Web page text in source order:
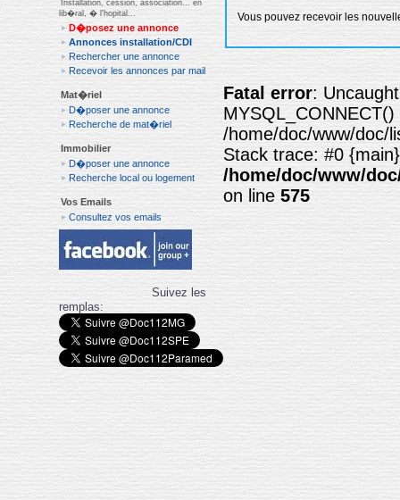
Installation, cession, association... en
lib�ral, � l'hopital...
D�posez une annonce
Annonces installation/CDI
Rechercher une annonce
Recevoir les annonces par mail
Mat�riel
D�poser une annonce
Recherche de mat�riel
Immobilier
D�poser une annonce
Recherche local ou logement
Vos Emails
Consultez vos emails
Suivez les
remplas:
Vous pouvez recevoir les
Fatal error:
MYSQL_CONNECT()
/home/doc/www/doc/
Stack trace: #0
/home/doc/www/
on line 575